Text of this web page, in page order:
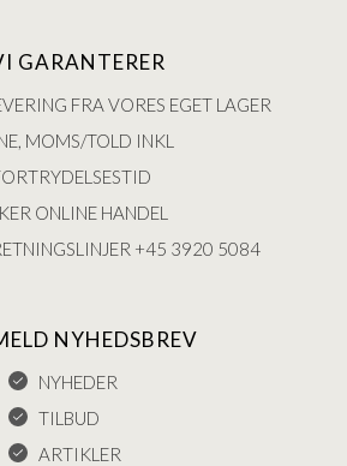
GARANTERER
FRA VORES EGET LAGER
MOMS/TOLD INKL
ONLINE HANDEL
+45 3920 5084
NYHEDSBREV
NYHEDER
TILBUD
ARTIKLER